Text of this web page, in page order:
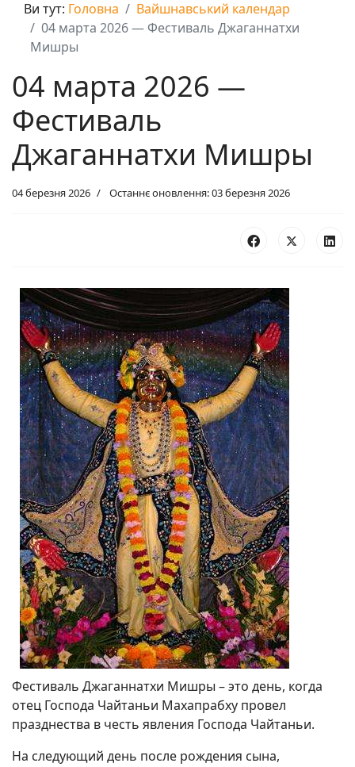
Ви тут: Головна
Вайшнавський календар
04 марта 2026 — Фестиваль Джаганнатхи
Мишры
04 марта 2026 —
Фестиваль
Джаганнатхи Мишры
04 березня 2026 Останнє оновлення: 03 березня 2026
Фестиваль Джаганнатхи Мишры – это день, когда
отец Господа Чайтаньи Махапрабху провел
празднества в честь явления Господа Чайтаньи.
На следующий день после рождения сына,